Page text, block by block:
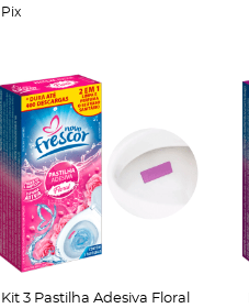
Pix
Kit 3 Pastilha Adesiva Floral